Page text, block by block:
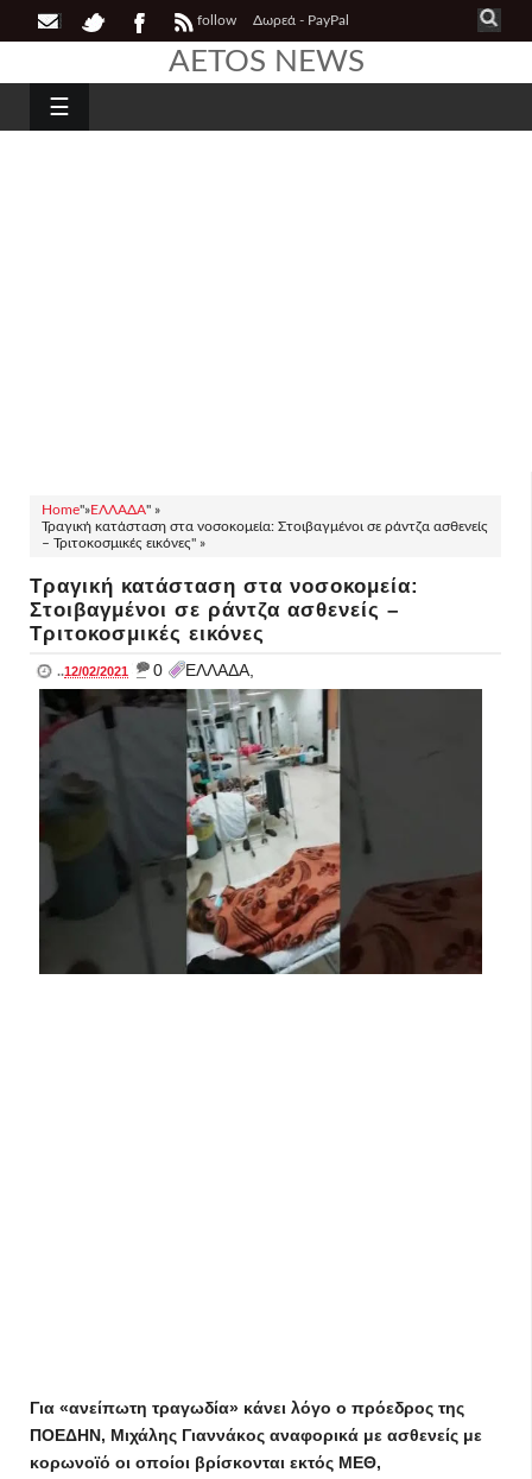
follow Δωρεά - PayPal
AETOS NEWS
☰
Home"»ΕΛΛΑΔΑ" »
Τραγική κατάσταση στα νοσοκομεία: Στοιβαγμένοι σε ράντζα ασθενείς
– Τριτοκοσμικές εικόνες" »
Τραγική κατάσταση στα νοσοκομεία:
Στοιβαγμένοι σε ράντζα ασθενείς –
Τριτοκοσμικές εικόνες
..12/02/2021 _ 0 ΕΛΛΑΔΑ,
Για «ανείπωτη τραγωδία» κάνει λόγο ο πρόεδρος της
ΠΟΕΔΗΝ, Μιχάλης Γιαννάκος αναφορικά με ασθενείς με
κορωνοϊό οι οποίοι βρίσκονται εκτός ΜΕΘ,